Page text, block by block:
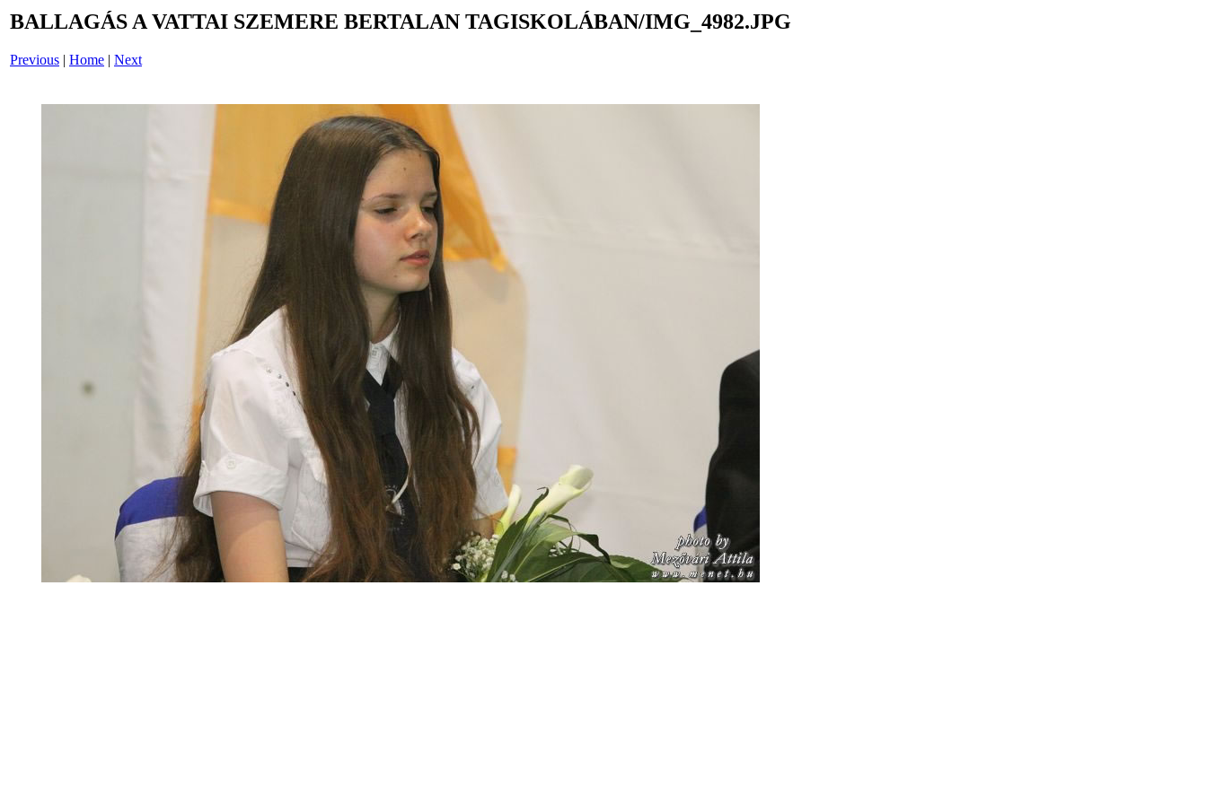
BALLAGÁS A VATTAI SZEMERE BERTALAN TAGISKOLÁBAN/IMG_4982.JPG
Previous | Home | Next